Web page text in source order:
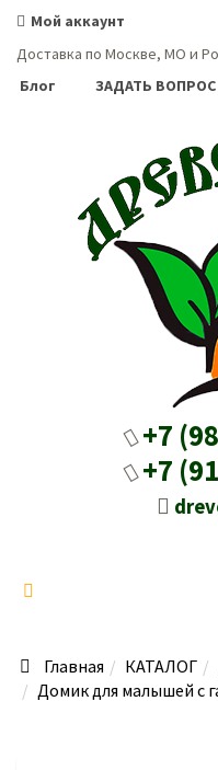
Мой аккаунт
Доставка по Москве, МО и
Блог
ЗАДАТЬ ВОПРОС
+7
+7
Главная КАТАЛОГ
Домик для малышей с